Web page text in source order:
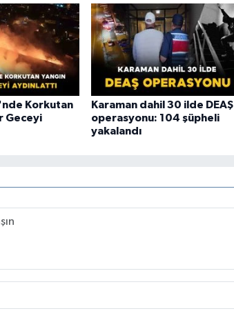
Korkutan
Geceyi
Karaman dahil 30 ilde DEAŞ
operasyonu: 104 şüpheli
yakalandı